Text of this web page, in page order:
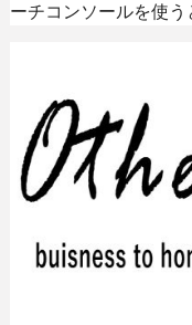
ーチコンソールを使う